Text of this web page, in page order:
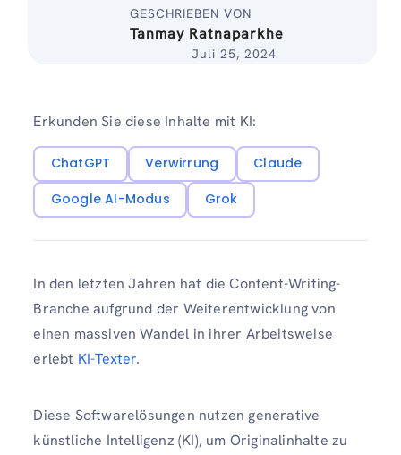
GESCHRIEBEN VON
Tanmay Ratnaparkhe
Juli 25, 2024
Erkunden Sie diese Inhalte mit KI:
ChatGPT Verwirrung
Claude
Google AI-Modus
Grok
In den letzten Jahren hat die Content-Writing-
Branche aufgrund der Weiterentwicklung von
einen massiven Wandel in ihrer Arbeitsweise
erlebt KI-Texter.
Diese Softwarelösungen nutzen generative
künstliche Intelligenz (KI), um Originalinhalte zu